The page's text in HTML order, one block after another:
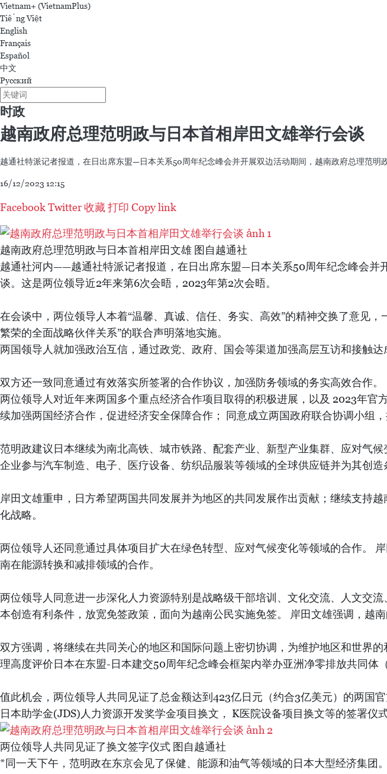
Tin mới
外交部门助力企业为越南拓展发展空间
07/08/2026 03:15
为谅山省母山旅游发展注入新动力
07/08/2026 03:12
越南吸引数据中心运营商的投资
07/08/2026 03:03
越老防务安全合作日益务实高效
07/08/2026 03:00
第十六届国会第一次非常规会议：确保2027年APEC会议服务工程按期完工
07/08/2026 02:40
Tiếng Việt
English
Français
Español
Русский
时政
越南政府总理范明政与日本首相岸田文雄举行会谈
越通社特派记者报道，在日出席东盟—日本关系50周年纪念峰会并开展双边活动期间，越南政府总理范
16/12/2023 12:15
Facebook Twitter收藏打印 Copy link
越南政府总理范明政与日本首相岸田文雄 图自越通社
越通社河内——越通社特派记者报道，在日出席东盟—日本关系50周年纪念峰会并
在会谈中，两位领导人本着“温馨、真诚、信任、务实、高效”的精神交换了意见
两国领导人就加强政治互信，通过政党、政府、国会等渠道加强高层互访和接触达
两位领导人对近年来两国多个重点经济合作项目取得的积极进展，以及 2023年
续加强两国经济合作，促进经济安全保障合作； 同意成立两国政府联合协调小组
范明政建议日本继续为南北高铁、城市铁路、配套产业、新型产业集群、应对气
企业参与汽车制造、电子、医疗设备、纺织品服装等领域的全球供应链并为其创
岸田文雄重申，日方希望两国共同发展并为地区的共同发展作出贡献；继续支持
化战略。
两位领导人还同意通过具体项目扩大在绿色转型、应对气候变化等领域的合作。
南在能源转换和减排领域的合作。
两位领导人同意进一步深化人力资源特别是战略级干部培训、文化交流、人文交
本创造有利条件，放宽免签政策，面向为越南公民实施免签。 岸田文雄强调，越